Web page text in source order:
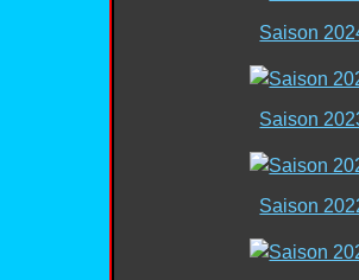
Saison
Saison
Saison